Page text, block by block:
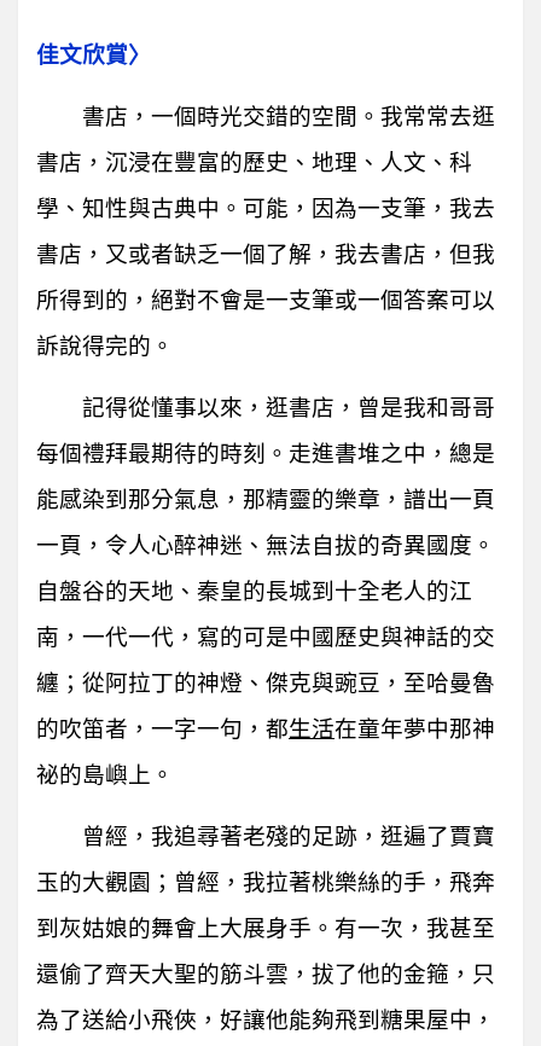
佳文欣賞〉
書店，一個時光交錯的空間。我常常去逛
書店，沉浸在豐富的歷史、地理、人文、科
學、知性與古典中。可能，因為一支筆，我去
書店，又或者缺乏一個了解，我去書店，但我
所得到的，絕對不會是一支筆或一個答案可以
訴說得完的。
記得從懂事以來，逛書店，曾是我和哥哥
每個禮拜最期待的時刻。走進書堆之中，總是
能感染到那分氣息，那精靈的樂章，譜出一頁
一頁，令人心醉神迷、無法自拔的奇異國度。
自盤谷的天地、秦皇的長城到十全老人的江
南，一代一代，寫的可是中國歷史與神話的交
纏；從阿拉丁的神燈、傑克與豌豆，至哈曼魯
的吹笛者，一字一句，都生活在童年夢中那神
祕的島嶼上。
曾經，我追尋著老殘的足跡，逛遍了賈寶
玉的大觀園；曾經，我拉著桃樂絲的手，飛奔
到灰姑娘的舞會上大展身手。有一次，我甚至
還偷了齊天大聖的筋斗雲，拔了他的金箍，只
為了送給小飛俠，好讓他能夠飛到糖果屋中，